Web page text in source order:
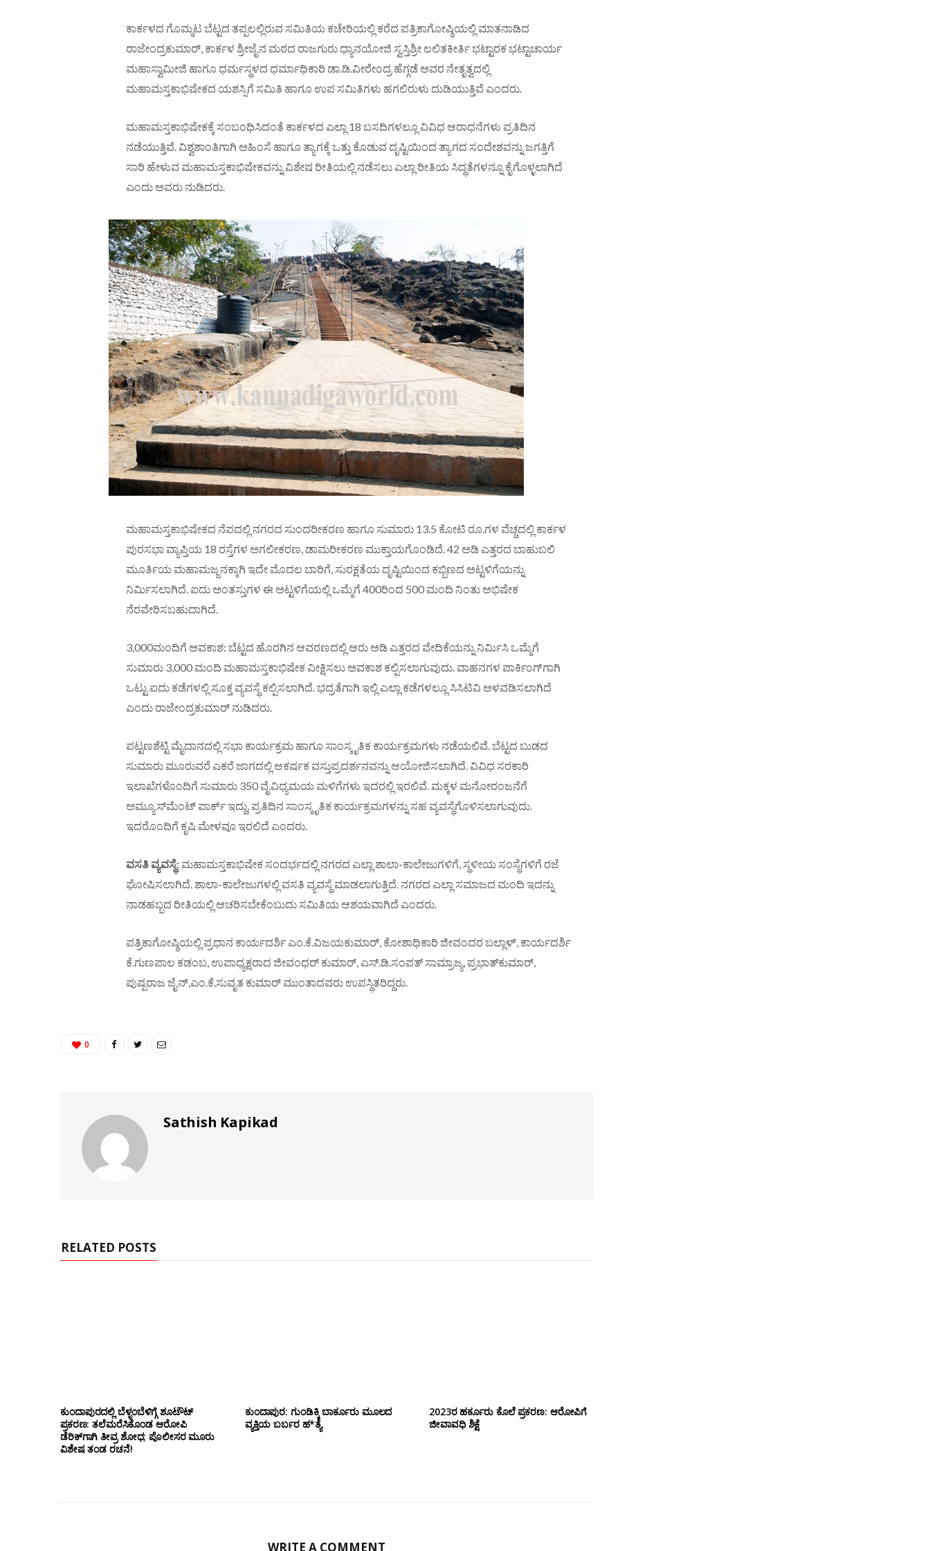
ಕಾರ್ಕಳದ ಗೊಮ್ಮಟ ಬೆಟ್ಟದ ತಪ್ಪಲಲ್ಲಿರುವ ಸಮಿತಿಯ ಕಚೇರಿಯಲ್ಲಿ ಕರೆದ ಪತ್ರಿಕಾಗೋಷ್ಠಿಯಲ್ಲಿ ಮಾತನಾಡಿದ
ರಾಜೇಂದ್ರಕುಮಾರ್, ಕಾರ್ಕಳ ಶ್ರೀಜೈನ ಮಠದ ರಾಜಗುರು ಧ್ಯಾನಯೋಜಿ ಸ್ವಸ್ತಿಶ್ರೀ ಲಲಿತಕೀರ್ತಿ ಭಟ್ಟಾರಕ ಭಟ್ಟಾಚಾರ್ಯ
ಮಹಾಸ್ವಾಮೀಜಿ ಹಾಗೂ ಧರ್ಮಸ್ಥಳದ ಧರ್ಮಾಧಿಕಾರಿ ಡಾ.ಡಿ.ವೀರೇಂದ್ರ ಹೆಗ್ಗಡೆ ಅವರ ನೇತೃತ್ವದಲ್ಲಿ
ಮಹಾಮಸ್ತಕಾಭಿಷೇಕದ ಯಶಸ್ಸಿಗೆ ಸಮಿತಿ ಹಾಗೂ ಉಪ ಸಮಿತಿಗಳು ಹಗಲಿರುಳು ದುಡಿಯುತ್ತಿವೆ ಎಂದರು.
ಮಹಾಮಸ್ತಕಾಭಿಷೇಕಕ್ಕೆ ಸಂಬಂಧಿಸಿದಂತೆ ಕಾರ್ಕಳದ ಎಲ್ಲಾ 18 ಬಸದಿಗಳಲ್ಲೂ ವಿವಿಧ ಆರಾಧನೆಗಳು ಪ್ರತಿದಿನ
ನಡೆಯುತ್ತಿವೆ. ವಿಶ್ವಶಾಂತಿಗಾಗಿ ಅಹಿಂಸೆ ಹಾಗೂ ತ್ಯಾಗಕ್ಕೆ ಒತ್ತು ಕೊಡುವ ದೃಷ್ಟಿಯಿಂದ ತ್ಯಾಗದ ಸಂದೇಶವನ್ನು ಜಗತ್ತಿಗೆ
ಸಾರಿ ಹೇಳುವ ಮಹಾಮಸ್ತಕಾಭಿಷೇಕವನ್ನು ವಿಶೇಷ ರೀತಿಯಲ್ಲಿ ನಡೆಸಲು ಎಲ್ಲಾ ರೀತಿಯ ಸಿದ್ಧತೆಗಳನ್ನೂ ಕೈಗೊಳ್ಳಲಾಗಿದೆ
ಎಂದು ಅವರು ನುಡಿದರು.
ಮಹಾಮಸ್ತಕಾಭಿಷೇಕದ ನೆಪದಲ್ಲಿ ನಗರದ ಸುಂದರೀಕರಣ ಹಾಗೂ ಸುಮಾರು 13.5 ಕೋಟಿ ರೂ.ಗಳ ವೆಚ್ಚದಲ್ಲಿ ಕಾರ್ಕಳ
ಪುರಸಭಾ ವ್ಯಾಪ್ತಿಯ 18 ರಸ್ತೆಗಳ ಅಗಲೀಕರಣ, ಡಾಮರೀಕರಣ ಮುಕ್ತಾಯಗೊಂಡಿದೆ. 42 ಅಡಿ ಎತ್ತರದ ಬಾಹುಬಲಿ
ಮೂರ್ತಿಯ ಮಹಾಮಜ್ಜನಕ್ಕಾಗಿ ಇದೇ ಮೊದಲ ಬಾರಿಗೆ, ಸುರಕ್ಷತೆಯ ದೃಷ್ಟಿಯಿಂದ ಕಬ್ಬಿಣದ ಅಟ್ಟಳಿಗೆಯನ್ನು
ನಿರ್ಮಿಸಲಾಗಿದೆ. ಐದು ಅಂತಸ್ತುಗಳ ಈ ಅಟ್ಟಳಿಗೆಯಲ್ಲಿ ಒಮ್ಮೆಗೆ 400ರಿಂದ 500 ಮಂದಿ ನಿಂತು ಅಭಿಷೇಕ
ನೆರವೇರಿಸಬಹುದಾಗಿದೆ.
3,000ಮಂದಿಗೆ ಅವಕಾಶ: ಬೆಟ್ಟದ ಹೊರಗಿನ ಆವರಣದಲ್ಲಿ ಆರು ಅಡಿ ಎತ್ತರದ ವೇದಿಕೆಯನ್ನು ನಿರ್ಮಿಸಿ ಒಮ್ಮೆಗೆ
ಸುಮಾರು 3,000 ಮಂದಿ ಮಹಾಮಸ್ತಕಾಭಿಷೇಕ ವೀಕ್ಷಿಸಲು ಅವಕಾಶ ಕಲ್ಪಿಸಲಾಗುವುದು. ವಾಹನಗಳ ಪಾರ್ಕಿಂಗ್‌ಗಾಗಿ
ಒಟ್ಟು ಐದು ಕಡೆಗಳಲ್ಲಿ ಸೂಕ್ತ ವ್ಯವಸ್ಥೆ ಕಲ್ಪಿಸಲಾಗಿದೆ. ಭದ್ರತೆಗಾಗಿ ಇಲ್ಲಿ ಎಲ್ಲಾ ಕಡೆಗಳಲ್ಲೂ ಸಿಸಿಟಿವಿ ಅಳವಡಿಸಲಾಗಿದೆ
ಎಂದು ರಾಜೇಂದ್ರಕುಮಾರ್ ನುಡಿದರು.
ಪಟ್ಟಣಶೆಟ್ಟಿ ಮೈದಾನದಲ್ಲಿ ಸಭಾ ಕಾರ್ಯಕ್ರಮ ಹಾಗೂ ಸಾಂಸ್ಕೃತಿಕ ಕಾರ್ಯಕ್ರಮಗಳು ನಡೆಯಲಿವೆ. ಬೆಟ್ಟದ ಬುಡದ
ಸುಮಾರು ಮೂರುವರೆ ಎಕರೆ ಜಾಗದಲ್ಲಿ ಆಕರ್ಷಕ ವಸ್ತುಪ್ರದರ್ಶನವನ್ನು ಆಯೋಜಿಸಲಾಗಿದೆ. ವಿವಿಧ ಸರಕಾರಿ
ಇಲಾಖೆಗಳೊಂದಿಗೆ ಸುಮಾರು 350 ವೈವಿಧ್ಯಮಯ ಮಳಿಗೆಗಳು ಇದರಲ್ಲಿ ಇರಲಿವೆ. ಮಕ್ಕಳ ಮನೋರಂಜನೆಗೆ
ಅಮ್ಯೂಸ್‌ಮೆಂಟ್ ಪಾರ್ಕ್ ಇದ್ದು, ಪ್ರತಿದಿನ ಸಾಂಸ್ಕೃತಿಕ ಕಾರ್ಯಕ್ರಮಗಳನ್ನು ಸಹ ವ್ಯವಸ್ಥೆಗೊಳಿಸಲಾಗುವುದು.
ಇದರೊಂದಿಗೆ ಕೃಷಿ ಮೇಳವೂ ಇರಲಿದೆ ಎಂದರು.
ವಸತಿ ವ್ಯವಸ್ಥೆ:ಮಹಾಮಸ್ತಕಾಭಿಷೇಕ ಸಂದರ್ಭದಲ್ಲಿ ನಗರದ ಎಲ್ಲಾ ಶಾಲಾ-ಕಾಲೇಜುಗಳಿಗೆ, ಸ್ಥಳೀಯ ಸಂಸ್ಥೆಗಳಿಗೆ ರಜೆ
ಘೋಷಿಸಲಾಗಿದೆ. ಶಾಲಾ-ಕಾಲೇಜುಗಳಲ್ಲಿ ವಸತಿ ವ್ಯವಸ್ಥೆ ಮಾಡಲಾಗುತ್ತಿದೆ. ನಗರದ ಎಲ್ಲಾ ಸಮಾಜದ ಮಂದಿ ಇದನ್ನು
ನಾಡಹಬ್ಬದ ರೀತಿಯಲ್ಲಿ ಆಚರಿಸಬೇಕೆಂಬುದು ಸಮಿತಿಯ ಆಶಯವಾಗಿದೆ ಎಂದರು.
ಪತ್ರಿಕಾಗೋಷ್ಠಿಯಲ್ಲಿ ಪ್ರಧಾನ ಕಾರ್ಯದರ್ಶಿ ಎಂ.ಕೆ.ವಿಜಯಕುಮಾರ್, ಕೋಶಾಧಿಕಾರಿ ಜೀವಂದರ ಬಲ್ಲಾಳ್, ಕಾರ್ಯದರ್ಶಿ
ಕೆ.ಗುಣಪಾಲ ಕಡಂಬ, ಉಪಾಧ್ಯಕ್ಷರಾದ ಜೀವಂಧರ್ ಕುಮಾರ್, ಎಸ್.ಡಿ.ಸಂಪತ್ ಸಾಮ್ರಾಜ್ಯ, ಪ್ರಭಾತ್‌ಕುಮಾರ್,
ಪುಷ್ಪರಾಜ ಜೈನ್,ಎಂ.ಕೆ.ಸುವೃತ ಕುಮಾರ್ ಮುಂತಾದವರು ಉಪಸ್ಥಿತರಿದ್ದರು.
0
Sathish Kapikad
RELATED POSTS
ಕುಂದಾಪುರದಲ್ಲಿ ಬೆಳ್ಳಂಬೆಳಿಗ್ಗೆ ಶೂಟೌಟ್
ಪ್ರಕರಣ: ತಲೆಮರೆಸಿಕೊಂಡ ಆರೋಪಿ
ಡೆರಿಕ್‌ಗಾಗಿ ತೀವ್ರ ಶೋಧ; ಪೊಲೀಸರ ಮೂರು
ವಿಶೇಷ ತಂಡ ರಚನೆ!
ಕುಂದಾಪುರ: ಗುಂಡಿಕ್ಕಿ ಬಾರ್ಕೂರು‌ ಮೂಲದ
ವ್ಯಕ್ತಿಯ ಬರ್ಬರ ಹ*ತ್ಯೆ
2023ರ ಹರ್ಕೂರು ಕೊಲೆ ಪ್ರಕರಣ: ಆರೋಪಿಗೆ
ಜೀವಾವಧಿ ಶಿಕ್ಷೆ
WRITE A COMMENT